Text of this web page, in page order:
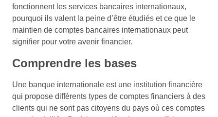
fonctionnent les services bancaires internationaux,
pourquoi ils valent la peine d’être étudiés et ce que le
maintien de comptes bancaires internationaux peut
signifier pour votre avenir financier.
Comprendre les bases
Une banque internationale est une institution financière
qui propose différents types de comptes financiers à des
clients qui ne sont pas citoyens du pays où ces comptes